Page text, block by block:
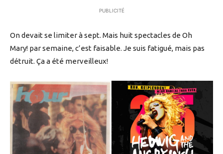
PUBLICITÉ
On devait se limiter à sept. Mais huit spectacles de Oh
Mary! par semaine, c’est faisable. Je suis fatigué, mais pas
détruit. Ça a été merveilleux!